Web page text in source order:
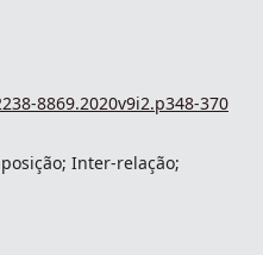
8869.2020v9i2.p348-370
Inter-relação;